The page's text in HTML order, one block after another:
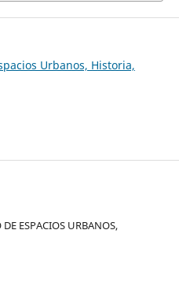
Urbanos, Historia,
ESPACIOS URBANOS,